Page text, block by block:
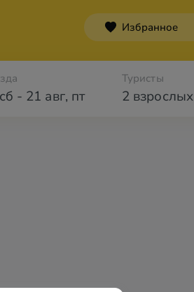
Избранное
сб - 21 авг, пт 2 взрослых
Туристы